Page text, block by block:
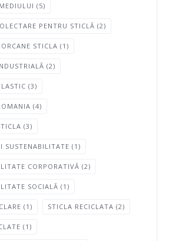
(5)
PENTRU STICLĂ (2)
STICLA (1)
(2)
(3)
(4)
(3)
SUSTENABILITATE (1)
CORPORATIVĂ (2)
SOCIALĂ (1)
(1) STICLA RECICLATA (2)
(1)